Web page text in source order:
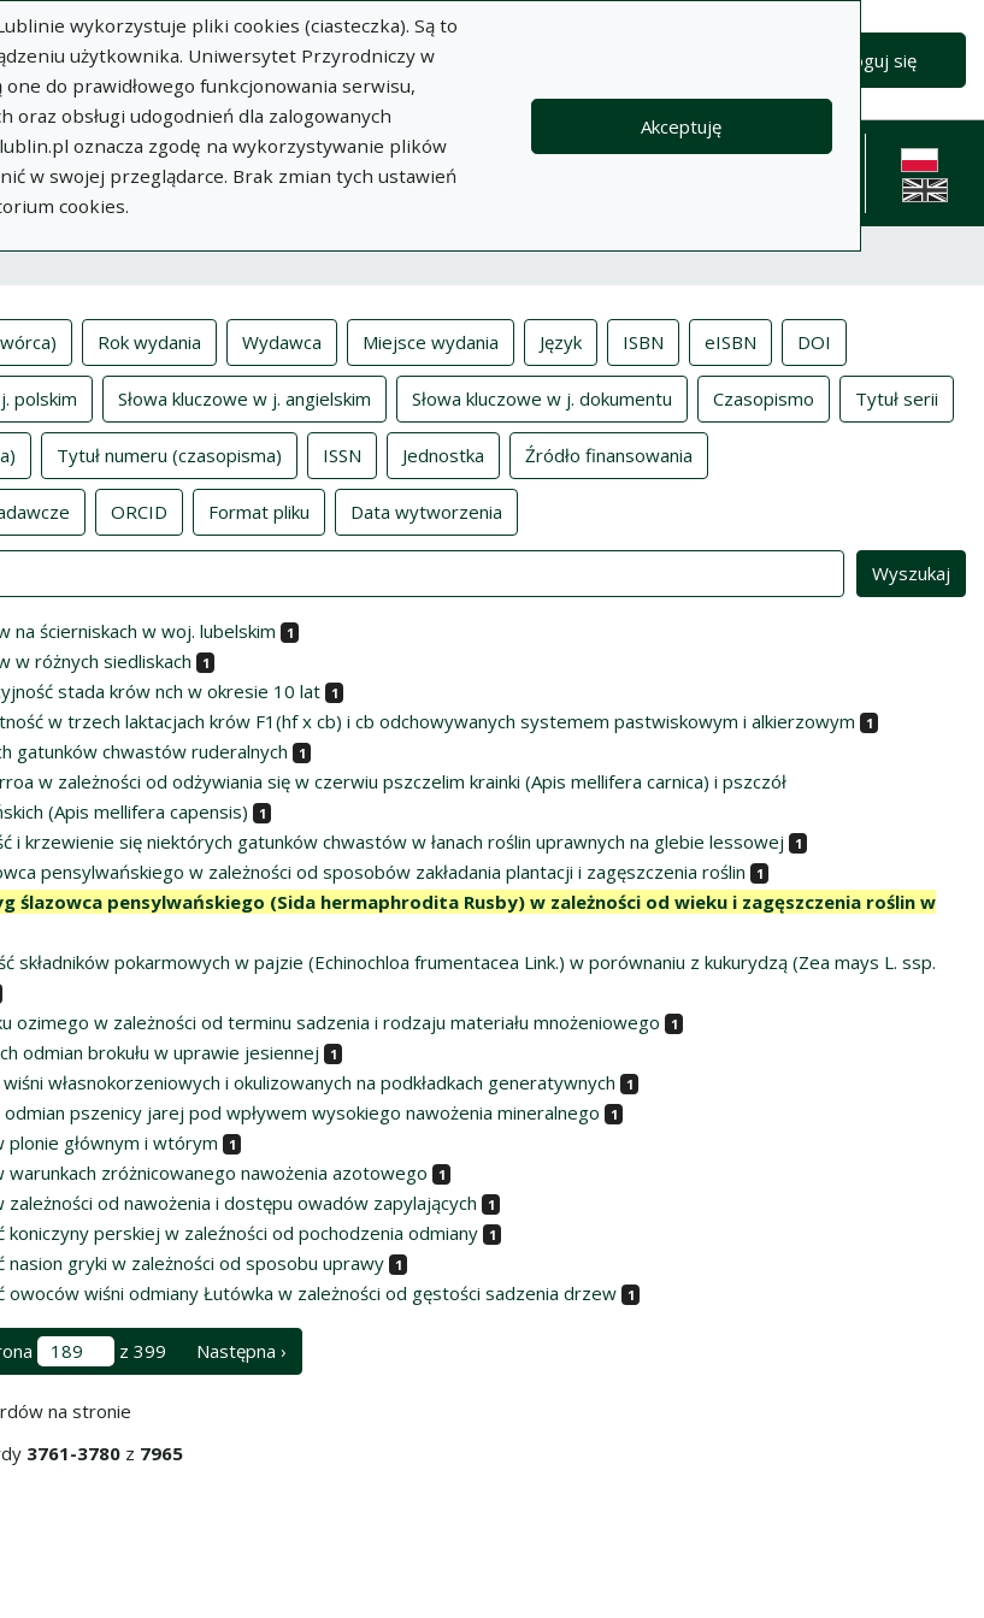
wykorzystuje pliki cookies (ciasteczka). Są to
użytkownika. Uniwersytet Przyrodniczy w
do prawidłowego funkcjonowania serwisu,
oraz obsługi udogodnień dla zalogowanych
oznacza zgodę na wykorzystywanie plików
w swojej przeglądarce. Brak zmian tych ustawień
cookies.
Akceptuję
Zaloguj się
Dodaj
publikację
O
Repozytorium
Dokumenty Informacje Pomoc
Polityka
Kontakt
English
Rok wydania Wydawca Miejsce wydania Język ISBN eISBN DOI
polskim Słowa kluczowe w j. angielskim Słowa kluczowe w j. dokumentu Czasopismo Tytuł serii
Tytuł numeru (czasopisma) ISSN Jednostka Źródło finansowania
ORCID Format pliku Data wytworzenia
na ścierniskach w woj. lubelskim 1
w różnych siedliskach 1
stada krów nch w okresie 10 lat 1
w trzech laktacjach krów F1(hf x cb) i cb odchowywanych systemem pastwiskowym i alkierzowym 1
gatunków chwastów ruderalnych 1
w zależności od odżywiania się w czerwiu pszczelim krainki (Apis mellifera carnica) i pszczół
(Apis mellifera capensis)
1
i krzewienie się niektórych gatunków chwastów w łanach roślin uprawnych na glebie lessowej 1
pensylwańskiego w zależności od sposobów zakładania plantacji i zagęszczenia roślin 1
ślazowca pensylwańskiego (Sida hermaphrodita Rusby) w zależności od wieku i zagęszczenia roślin w
składników pokarmowych w pajzie (Echinochloa frumentacea Link.) w porównaniu z kukurydzą (Zea mays L. ssp.
ozimego w zależności od terminu sadzenia i rodzaju materiału mnożeniowego 1
odmian brokułu w uprawie jesiennej 1
własnokorzeniowych i okulizowanych na podkładkach generatywnych 1
pszenicy jarej pod wpływem wysokiego nawożenia mineralnego 1
plonie głównym i wtórym 1
warunkach zróżnicowanego nawożenia azotowego 1
zależności od nawożenia i dostępu owadów zapylających 1
koniczyny perskiej w zaleźności od pochodzenia odmiany 1
nasion gryki w zależności od sposobu uprawy 1
owoców wiśni odmiany Łutówka w zależności od gęstości sadzenia drzew 1
z 399 Następna ›
na stronie
3761-3780 z 7965